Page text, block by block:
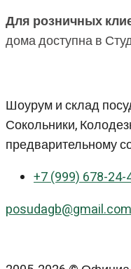
Для розничных
дома доступна в
Шоурум и склад
Сокольники,
предварительному
+7 (999) 678-24-
posudagb@gmail.com